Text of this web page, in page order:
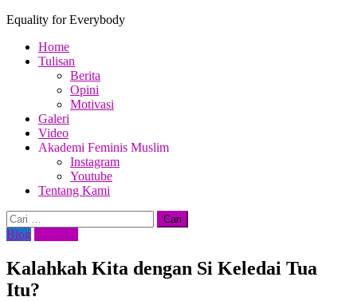
Equality for Everybody
Home
Tulisan
Berita
Opini
Motivasi
Galeri
Video
Akademi Feminis Muslim
Instagram
Youtube
Tentang Kami
Cari
untuk:
Blog
Kalahkah Kita dengan Si Keledai Tua
Itu?